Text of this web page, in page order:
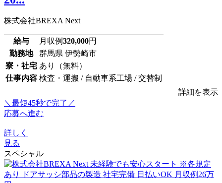
株式会社BREXA Next
給与 月収例320,000円
勤務地
群馬県 伊勢崎市
寮・社宅 あり（無料）
仕事内容 検査・運搬 / 自動車系工場 / 交替制
詳細を表示
＼最短45秒で完了／
応募へ進む
詳しく
見る
スペシャル